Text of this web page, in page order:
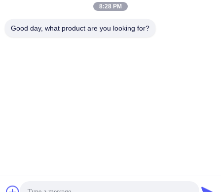
2018-2026 ANHUI CRYSTRO CRYSTAL MATERIALS Co., Ltd.
8:28 PM
Good day, what product are you looking for?